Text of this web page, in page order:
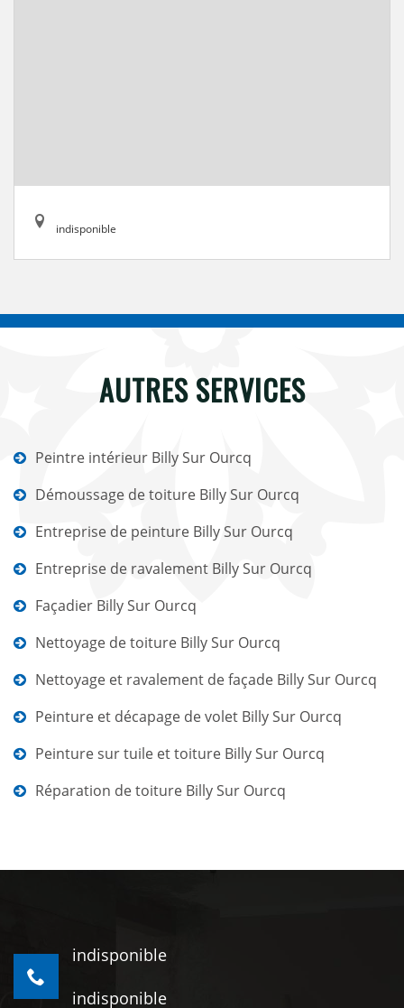
indisponible
AUTRES SERVICES
Peintre intérieur Billy Sur Ourcq
Démoussage de toiture Billy Sur Ourcq
Entreprise de peinture Billy Sur Ourcq
Entreprise de ravalement Billy Sur Ourcq
Façadier Billy Sur Ourcq
Nettoyage de toiture Billy Sur Ourcq
Nettoyage et ravalement de façade Billy Sur Ourcq
Peinture et décapage de volet Billy Sur Ourcq
Peinture sur tuile et toiture Billy Sur Ourcq
Réparation de toiture Billy Sur Ourcq
indisponible
indisponible